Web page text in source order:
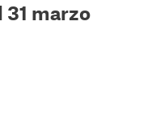
31 marzo